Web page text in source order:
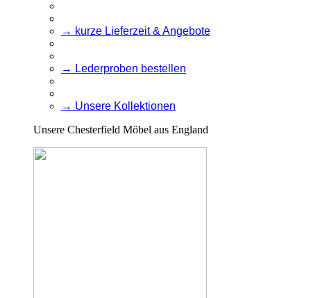
→ kurze Lieferzeit & Angebote
→ Lederproben bestellen
→ Unsere Kollektionen
Unsere Chesterfield Möbel aus England